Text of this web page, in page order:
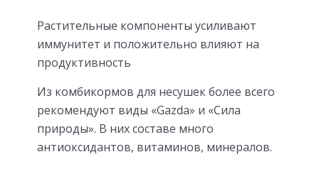
Растительные компоненты усиливают
иммунитет и положительно влияют на
продуктивность
Из комбикормов для несушек более всего
рекомендуют виды «Gazda» и «Сила
природы». В них составе много
антиоксидантов, витаминов, минералов.